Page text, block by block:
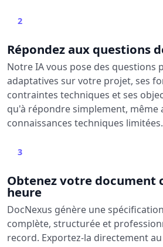
2
Répondez aux questions
Notre IA vous pose des questions
adaptatives sur votre projet, ses
contraintes techniques et ses
qu'à répondre simplement, même
connaissances techniques limitées.
3
Obtenez votre document
heure
DocNexus génère une
complète, structurée et
record. Exportez-la directement